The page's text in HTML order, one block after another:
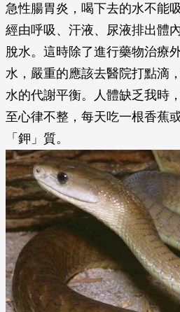
急性腸胃炎，喝下去的水不能
經由呼吸、汗液、尿液排出體
脫水。這時除了進行藥物治療
水，嚴重的應該去醫院打點滴
水的代謝平衡。人體缺乏我時
至心律不整，每天吃一根香蕉
「鉀」質。